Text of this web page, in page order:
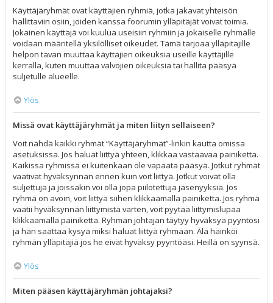
Käyttäjäryhmät ovat käyttäjien ryhmiä, jotka jakavat yhteisön
hallittaviin osiin, joiden kanssa foorumin ylläpitäjät voivat toimia.
Jokainen käyttäjä voi kuulua useisiin ryhmiin ja jokaiselle ryhmälle
voidaan määritellä yksilölliset oikeudet. Tämä tarjoaa ylläpitäjille
helpon tavan muuttaa käyttäjien oikeuksia useille käyttäjille
kerralla, kuten muuttaa valvojien oikeuksia tai hallita pääsyä
suljetulle alueelle.
Ylös
Missä ovat käyttäjäryhmät ja miten liityn sellaiseen?
Voit nähdä kaikki ryhmät “Käyttäjäryhmät”-linkin kautta omissa
asetuksissa. Jos haluat liittyä yhteen, klikkaa vastaavaa painiketta.
Kaikissa ryhmissä ei kuitenkaan ole vapaata pääsyä. Jotkut ryhmät
vaativat hyväksynnän ennen kuin voit liittyä. Jotkut voivat olla
suljettuja ja joissakin voi olla jopa piilotettuja jäsenyyksiä. Jos
ryhmä on avoin, voit liittyä siihen klikkaamalla painiketta. Jos ryhmä
vaatii hyväksynnän liittymistä varten, voit pyytää liittymislupaa
klikkaamalla painiketta. Ryhmän johtajan täytyy hyväksyä pyyntösi
ja hän saattaa kysyä miksi haluat liittyä ryhmään. Älä häiriköi
ryhmän ylläpitäjiä jos he eivät hyväksy pyyntöäsi. Heillä on syynsä.
Ylös
Miten pääsen käyttäjäryhmän johtajaksi?